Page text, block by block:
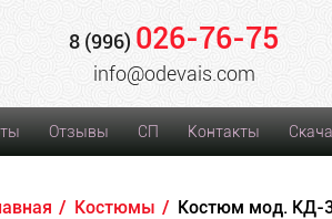
8 (996) 026-76-75
info@odevais.com
Отзывы СП Контакты
Костюмы Костюм мод. КД-